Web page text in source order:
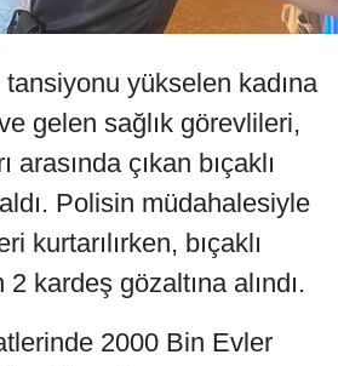
yükselen kadına
gelen sağlık görevlileri,
arasında çıkan bıçaklı
Polisin müdahalesiyle
kurtarılırken, bıçaklı
kardeş gözaltına alındı.
2000 Bin Evler